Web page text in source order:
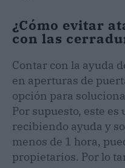
¿Cómo evitar
con las
Contar con la ayuda
en aperturas de
opción para
Por supuesto, este
recibiendo ayuda y
menos de 1 hora,
propietarios. Por lo